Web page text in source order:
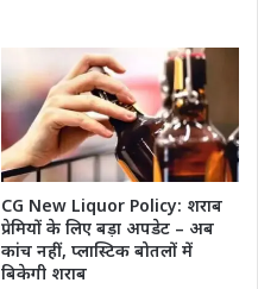
CG New Liquor Policy: शराब
प्रेमियों के लिए बड़ा अपडेट – अब
कांच नहीं, प्लास्टिक बोतलों में
बिकेगी शराब